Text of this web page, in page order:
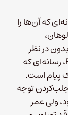
که آن‌ها را
در نظر
گرفتن پیام یونابامبر یا حمله‌کننده‌ی Poway، رسانه‌ای که
پیام است.
جلب‌کردن توجه
ولی عمر